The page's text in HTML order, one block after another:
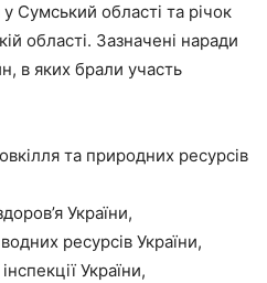
Сумський області та річок
області. Зазначені наради
в яких брали участь
та природних ресурсів
України,
ресурсів України,
України,